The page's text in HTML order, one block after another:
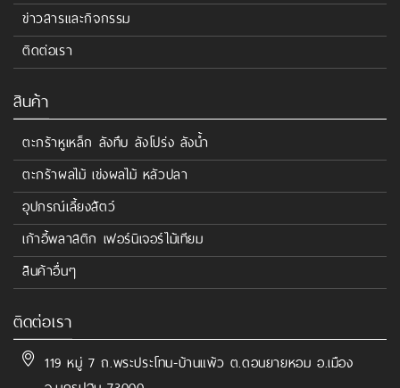
ข่าวสารและกิจกรรม
ติดต่อเรา
สินค้า
ตะกร้าหูเหล็ก ลังทึบ ลังโปร่ง ลังน้ำ
ตะกร้าผลไม้ เข่งผลไม้ หลัวปลา
อุปกรณ์เลี้ยงสัตว์
เก้าอี้พลาสติก เฟอร์นิเจอร์ไม้เทียม
สินค้าอื่นๆ
ติดต่อเรา
119 หมู่ 7 ถ.พระประโทน-บ้านแพ้ว ต.ดอนยายหอม อ.เมือง